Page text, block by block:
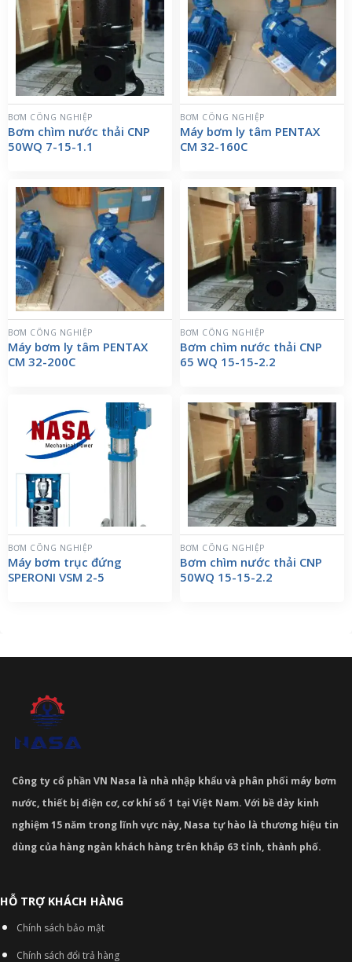
BƠM CÔNG NGHIỆP
Bơm chìm nước thải CNP
50WQ 7-15-1.1
BƠM CÔNG NGHIỆP
Máy bơm ly tâm PENTAX
CM 32-160C
BƠM CÔNG NGHIỆP
Máy bơm ly tâm PENTAX
CM 32-200C
BƠM CÔNG NGHIỆP
Bơm chìm nước thải CNP
65 WQ 15-15-2.2
BƠM CÔNG NGHIỆP
Máy bơm trục đứng
SPERONI VSM 2-5
BƠM CÔNG NGHIỆP
Bơm chìm nước thải CNP
50WQ 15-15-2.2
Công ty cổ phần VN Nasa là nhà nhập khẩu và phân phối máy bơm
nước, thiết bị điện cơ, cơ khí số 1 tại Việt Nam. Với bề dày kinh
nghiệm 15 năm trong lĩnh vực này, Nasa tự hào là thương hiệu tin
dùng của hàng ngàn khách hàng trên khắp 63 tỉnh, thành phố.
HỖ TRỢ KHÁCH HÀNG
Chính sách bảo mật
Chính sách đổi trả hàng